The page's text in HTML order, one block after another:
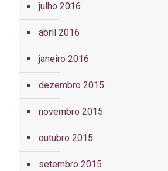
julho 2016
abril 2016
janeiro 2016
dezembro 2015
novembro 2015
outubro 2015
setembro 2015